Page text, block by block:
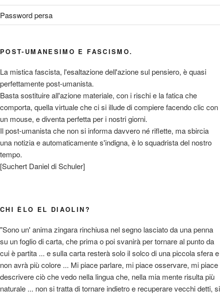
Password persa
POST-UMANESIMO E FASCISMO.
La mistica fascista, l'esaltazione dell'azione sul pensiero, è quasi
perfettamente post-umanista.
Basta sostituire all'azione materiale, con i rischi e la fatica che
comporta, quella virtuale che ci si illude di compiere facendo clic con
un mouse, e diventa perfetta per i nostri giorni.
Il post-umanista che non si informa davvero né riflette, ma sbircia
una notizia e automaticamente s'indigna, è lo squadrista del nostro
tempo.
[Suchert Daniel di Schuler]
CHI ÈLO EL DIAOLIN?
"Sono un' anima zingara rinchiusa nel segno lasciato da una penna
su un foglio di carta, che prima o poi svanirà per tornare al punto da
cui è partita ... e sulla carta resterà solo il solco di una piccola sfera e
non avrà più colore ... Mi piace parlare, mi piace osservare, mi piace
descrivere ciò che vedo nella lingua che, nella mia mente risulta più
naturale ... non si tratta di tornare indietro e recuperare vecchi detti, si